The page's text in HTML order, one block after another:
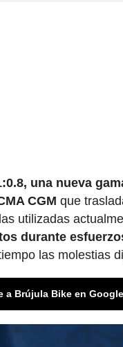
una nueva
CGM que
utilizadas
durante
las molestias
a Brújula Bike en Google